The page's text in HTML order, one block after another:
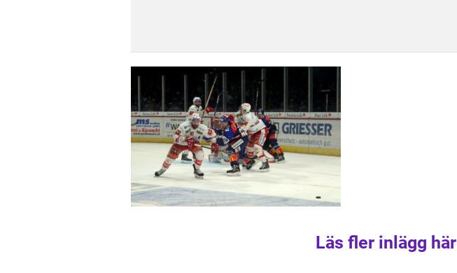
Läs fler inlägg här